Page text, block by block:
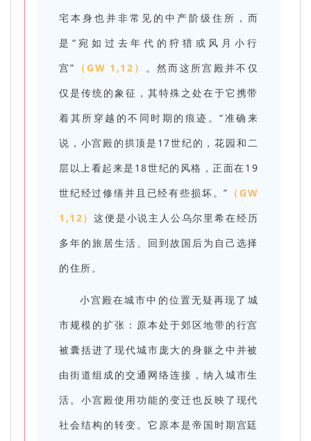
宅本身也并非常见的中产阶级住所，而
是“宛如过去年代的狩猎或风月小行
宫” （GW 1,12）
。然而这所宫殿并不仅
仅是传统的象征，其特殊之处在于它携带
着其所穿越的不同时期的痕迹。“准确来
说，小宫殿的拱顶是17世纪的，花园和二
层以上看起来是18世纪的风格，正面在19
世纪经过修缮并且已经有些损坏。” （GW
1,12）这便是小说主人公乌尔里希在经历
多年的旅居生活、回到故国后为自己选择
的住所。
小宫殿在城市中的位置无疑再现了城
市规模的扩张：原本处于郊区地带的行宫
被囊括进了现代城市庞大的身躯之中并被
由街道组成的交通网络连接，纳入城市生
活。小宫殿使用功能的变迁也反映了现代
社会结构的转变。它原本是帝国时期宫廷